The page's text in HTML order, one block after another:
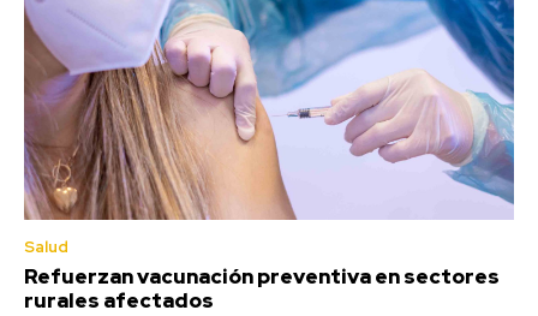
Salud
Refuerzan vacunación preventiva en sectores
rurales afectados